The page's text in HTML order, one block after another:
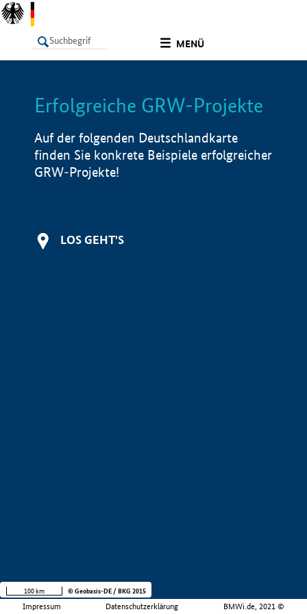
MENÜ
LISTE Info
Erfolgreiche GRW-Projekte
Auf der folgenden Deutschlandkarte
finden Sie konkrete Beispiele erfolgreicher
GRW-Projekte!
LOS GEHT'S
Impressum Datenschutzerklärung BMWi.de, 2021 ©
100 km © Geobasis-DE / BKG 2015